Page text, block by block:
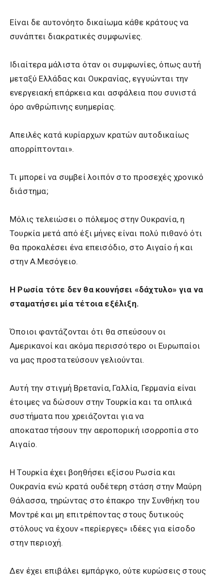
Είναι δε αυτονόητο δικαίωμα κάθε κράτους να
συνάπτει διακρατικές συμφωνίες.
Ιδιαίτερα μάλιστα όταν οι συμφωνίες, όπως αυτή
μεταξύ Ελλάδας και Ουκρανίας, εγγυώνται την
ενεργειακή επάρκεια και ασφάλεια που συνιστά
όρο ανθρώπινης ευημερίας.
Απειλές κατά κυρίαρχων κρατών αυτοδικαίως
απορρίπτονται».
Τι μπορεί να συμβεί λοιπόν στο προσεχές χρονικό
διάστημα;
Μόλις τελειώσει ο πόλεμος στην Ουκρανία, η
Τουρκία μετά από έξι μήνες είναι πολύ πιθανό ότι
θα προκαλέσει ένα επεισόδιο, στο Αιγαίο ή και
στην Α.Μεσόγειο.
Η Ρωσία τότε δεν θα κουνήσει «δάχτυλο» για να
σταματήσει μία τέτοια εξέλιξη.
Όποιοι φαντάζονται ότι θα σπεύσουν οι
Αμερικανοί και ακόμα περισσότερο οι Ευρωπαίοι
να μας προστατεύσουν γελιούνται.
Αυτή την στιγμή Βρετανία, Γαλλία, Γερμανία είναι
έτοιμες να δώσουν στην Τουρκία και τα οπλικά
συστήματα που χρειάζονται για να
αποκαταστήσουν την αεροπορική ισορροπία στο
Αιγαίο.
Η Τουρκία έχει βοηθήσει εξίσου Ρωσία και
Ουκρανία ενώ κρατά ουδέτερη στάση στην Μαύρη
Θάλασσα, τηρώντας στο έπακρο την Συνθήκη του
Μοντρέ και μη επιτρέποντας στους δυτικούς
στόλους να έχουν «περίεργες» ιδέες για είσοδο
στην περιοχή.
Δεν έχει επιβάλει εμπάργκο, ούτε κυρώσεις στους